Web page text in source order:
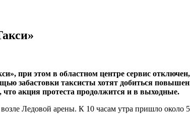
при этом в областном центре сервис
забастовки таксисты хотят добиться
что акция протеста продолжится и в выходные.
Ледовой арены. К 10 часам утра пришло около